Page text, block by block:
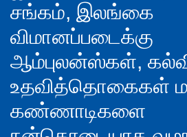
சங்கம், இலங்கை
விமானப்படைக்கு
ஆம்புலன்ஸ்கள்,
உதவித்தொகைகள்
கண்ணாடிகளை